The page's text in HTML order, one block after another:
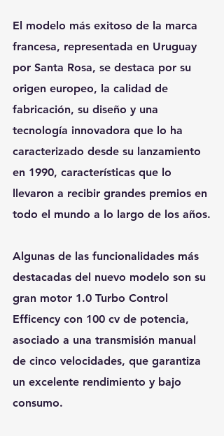
El modelo más exitoso de la marca
francesa, representada en Uruguay
por Santa Rosa, se destaca por su
origen europeo, la calidad de
fabricación, su diseño y una
tecnología innovadora que lo ha
caracterizado desde su lanzamiento
en 1990, características que lo
llevaron a recibir grandes premios en
todo el mundo a lo largo de los años.
Algunas de las funcionalidades más
destacadas del nuevo modelo son su
gran motor 1.0 Turbo Control
Efficency con 100 cv de potencia,
asociado a una transmisión manual
de cinco velocidades, que garantiza
un excelente rendimiento y bajo
consumo.